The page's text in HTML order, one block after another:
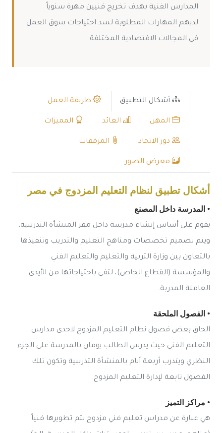
المدارس الفنية بهدف تخريج فنيين مهرة سنوياً
لديهم المهارات المطلوبة لسد احتياجات سوق العمل
في المجالات الاقتصادية المختلفة.
أشكال التطبيق طريقة العمل
المهن العائد المميزات
دور الاتحاد المرفقات
معرض الصور
أشكال تطبيق لنظام التعليم المزدوج في مصر
• المدرسة داخل المصنع
يقوم على أساس إنشاء مدرسة داخل مقر المنشأة التدريبية،
ويتم تصميم تخصصات ومناهج التعليم والتدريب وتنفيذها
بالتعاون بين وزارة التربية والتعليم والتعليم الفني
والمؤسسة (القطاع الخاص)، لتفي باحتياجاتها من الأيدي
العاملة المدربة.
• الفصول الملحقة
الحاق بعض فصول نظام التعليم المزدوج لاحدى مدارس
التعليم الفني حيث يدرس الطالب يومان بالمدرسة على الجزء
النظري ويتدرب أربعة أيام بالمنشأة التدريبية وتكون تلك
الفصول تابعة لإدارة التعليم المزدوج.
• مراكز التميز
هي عبارة عن مدراس تعليم فني مزدوج يتم تطويرها فنياً